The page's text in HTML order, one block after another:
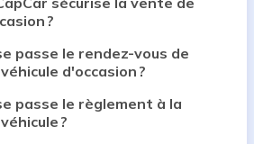
?
passe le rendez-vous de
d'occasion ?
passe le règlement à la
?